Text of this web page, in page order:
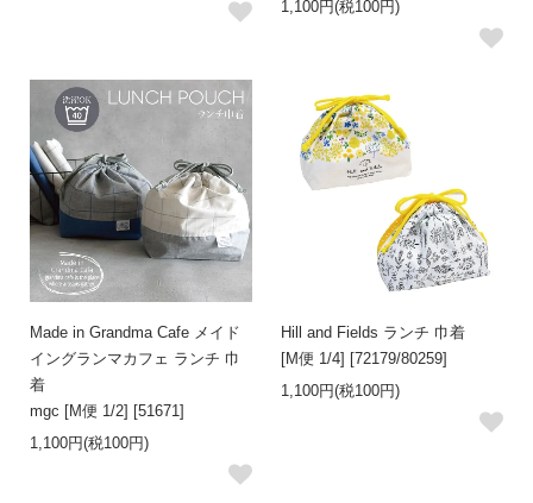
1,100円(税100円)
Made in Grandma Cafe メイド
イングランマカフェ ランチ 巾
着
mgc [M便 1/2] [51671]
1,100円(税100円)
Hill and Fields ランチ 巾着
[M便 1/4] [72179/80259]
1,100円(税100円)